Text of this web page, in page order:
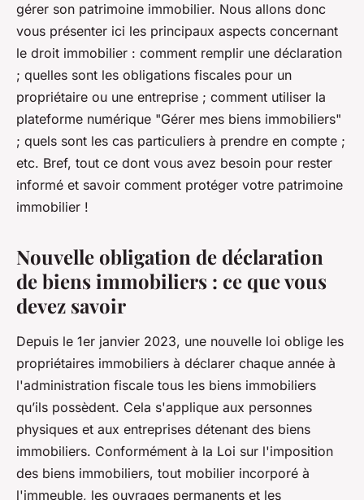
gérer son patrimoine immobilier. Nous allons donc
vous présenter ici les principaux aspects concernant
le droit immobilier : comment remplir une déclaration
; quelles sont les obligations fiscales pour un
propriétaire ou une entreprise ; comment utiliser la
plateforme numérique "Gérer mes biens immobiliers"
; quels sont les cas particuliers à prendre en compte ;
etc. Bref, tout ce dont vous avez besoin pour rester
informé et savoir comment protéger votre patrimoine
immobilier !
Nouvelle obligation de déclaration
de biens immobiliers : ce que vous
devez savoir
Depuis le 1er janvier 2023, une nouvelle loi oblige les
propriétaires immobiliers à déclarer chaque année à
l'administration fiscale tous les biens immobiliers
qu’ils possèdent. Cela s'applique aux personnes
physiques et aux entreprises détenant des biens
immobiliers. Conformément à la Loi sur l'imposition
des biens immobiliers, tout mobilier incorporé à
l'immeuble, les ouvrages permanents et les